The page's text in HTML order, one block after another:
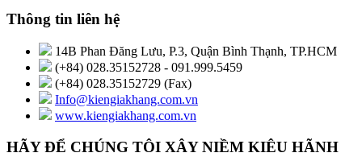
Thông tin liên hệ
14B Phan Đăng Lưu, P.3, Quận Bình Thạnh, TP.HCM
(+84) 028.35152728 - 091.999.5459
(+84) 028.35152729 (Fax)
Info@kiengiakhang.com.vn
www.kiengiakhang.com.vn
HÃY ĐỂ CHÚNG TÔI XÂY NIỀM KIÊU HÃNH